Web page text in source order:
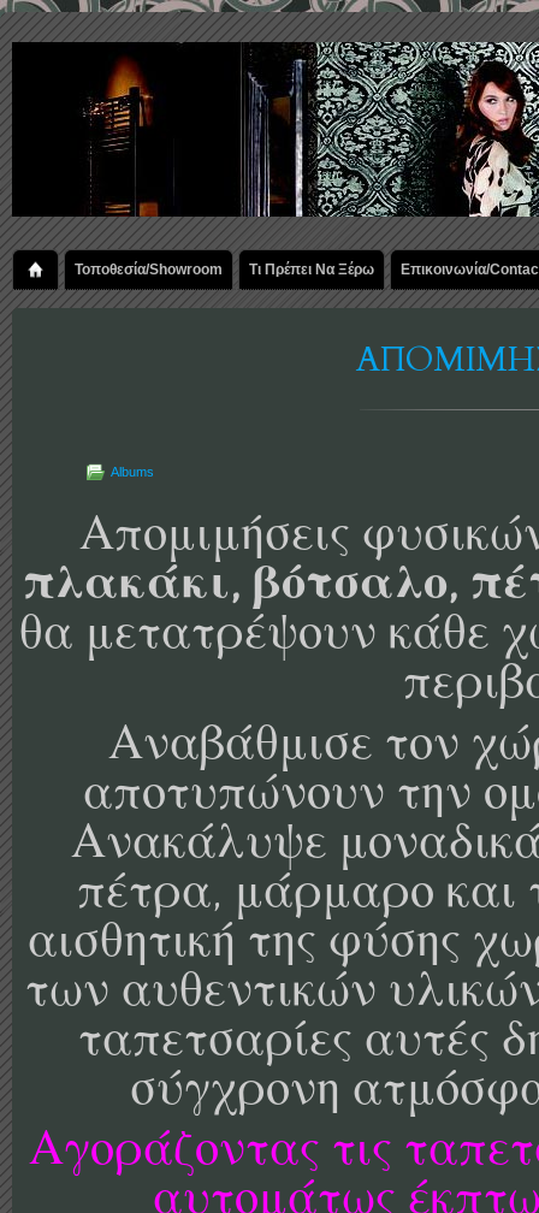
Τοποθεσία/Showroom Τι Πρέπει Να Ξέρω Επικοινωνία/
Albums
Απομιμήσεις
πλακάκι, βότσαλο,
θα μετατρέψουν κάθε
Αναβάθμισε τον
αποτυπώνουν την
Ανακάλυψε
πέτρα, μάρμαρο και
αισθητική της φύσης
των αυθεντικών
ταπετσαρίες αυτές
σύγχρονη
Αγοράζοντας τις
αυτομάτως